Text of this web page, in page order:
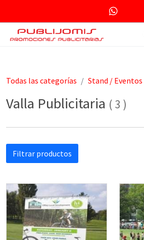
Todas las categorías Stand / Eventos
Valla Publicitaria ( 3 )
Filtrar productos